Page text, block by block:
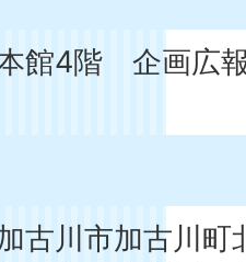
館4階 企画広
川市加古川町